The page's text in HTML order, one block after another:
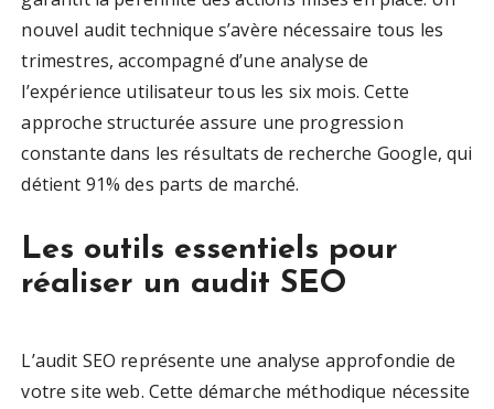
nouvel audit technique s’avère nécessaire tous les
trimestres, accompagné d’une analyse de
l’expérience utilisateur tous les six mois. Cette
approche structurée assure une progression
constante dans les résultats de recherche Google, qui
détient 91% des parts de marché.
Les outils essentiels pour
réaliser un audit SEO
L’audit SEO représente une analyse approfondie de
votre site web. Cette démarche méthodique nécessite